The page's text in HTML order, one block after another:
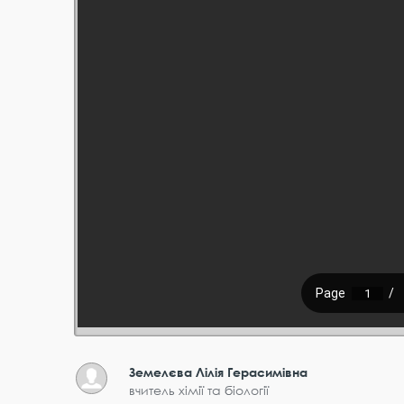
Земелєва Лілія Герасимівна
вчитель хімії та біології